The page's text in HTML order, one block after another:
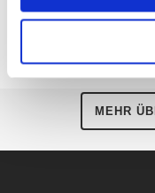
Unsere
MEHR